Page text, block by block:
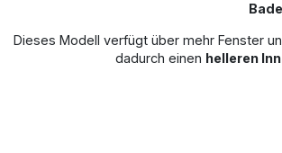
Dieses Modell verfügt über mehr Fenster
dadurch einen helleren